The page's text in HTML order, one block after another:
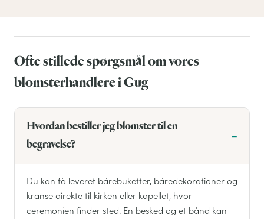
Ofte stillede spørgsmål om vores
blomsterhandlere i Gug
Hvordan bestiller jeg blomster til en
begravelse?
Du kan få leveret bårebuketter, båredekorationer og
kranse direkte til kirken eller kapellet, hvor
ceremonien finder sted. En besked og et bånd kan